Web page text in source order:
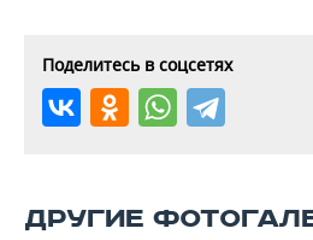
КИБЕРСПОРТ
ВОДНЫЕ ВИДЫ СПОРТА
КУЛЬТУРА
ОБРАЗОВАНИЕ
СПИСОК КОМПАНИЙ
Поделитесь в соцсетях
ДРУГИЕ